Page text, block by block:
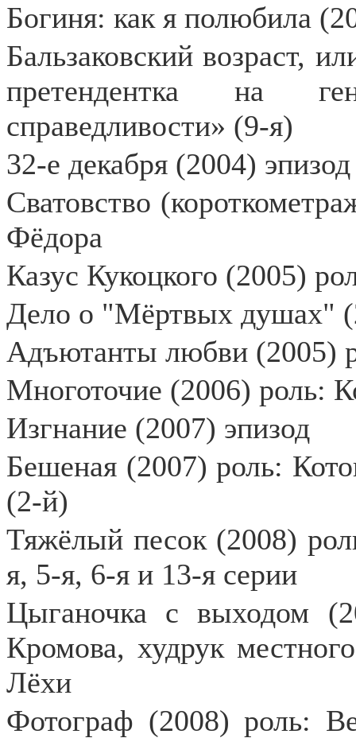
Богиня: как я полюбила
Бальзаковский возраст,
претендентка на
справедливости» (9-я)
32-е декабря (2004) эпизод
Сватовство
Фёдора
Казус Кукоцкого (2005)
Дело о "Мёртвых душах"
Адъютанты любви (2005)
Многоточие (2006) роль:
Изгнание (2007) эпизод
Бешеная (2007) роль:
(2-й)
Тяжёлый песок (2008)
я, 5-я, 6-я и 13-я серии
Цыганочка с выходом
Кромова, худрук
Лёхи
Фотограф (2008) роль: